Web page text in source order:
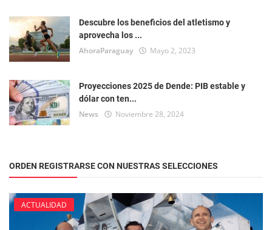
Descubre los beneficios del atletismo y
aprovecha los ...
AhoraParaguay Mayo 2, 2023
Proyecciones 2025 de Dende: PIB estable y
dólar con ten...
News Noviembre 28, 2024
ORDEN REGISTRARSE CON NUESTRAS SELECCIONES
ACTUALIDAD